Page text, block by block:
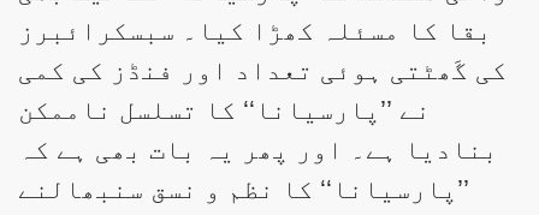
بقا کا مسئلہ کھڑا کیا۔ سبسکرائبرز
کی گَھٹتی ہوئی تعداد اور فنڈز کی کمی
نے ’’پارسیانا‘‘ کا تسلسل ناممکن
بنادیا ہے۔ اور پھر یہ بات بھی ہے کہ
’’پارسیانا‘‘ کا نظم و نسق سنبھالنے